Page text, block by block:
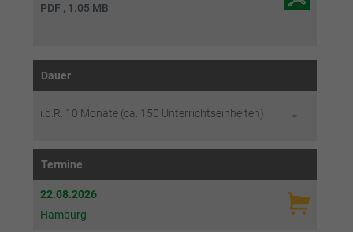
PDF , 1.05 MB
Dauer
i.d.R. 10 Monate (ca. 150 Unterrichtseinheiten)
Termine
22.08.2026
Hamburg